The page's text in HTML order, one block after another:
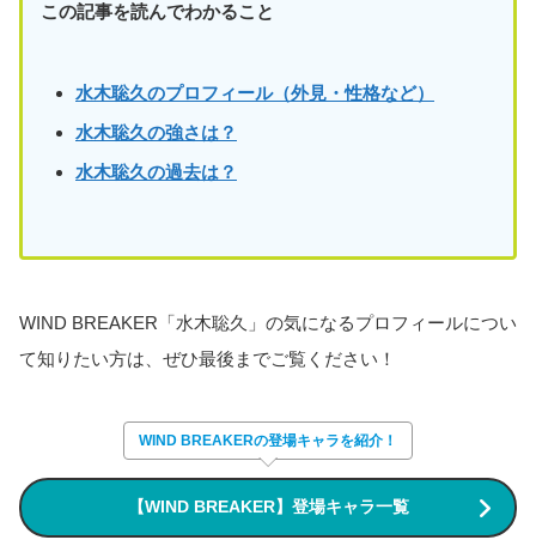
この記事を読んでわかること
水木聡久のプロフィール（外見・性格など）
水木聡久の強さは？
水木聡久の過去は？
WIND BREAKER「水木聡久」の気になるプロフィールについ
て知りたい方は、ぜひ最後までご覧ください！
WIND BREAKERの登場キャラを紹介！
【WIND BREAKER】登場キャラ一覧